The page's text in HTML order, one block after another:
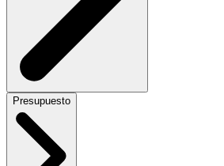
Presupuesto